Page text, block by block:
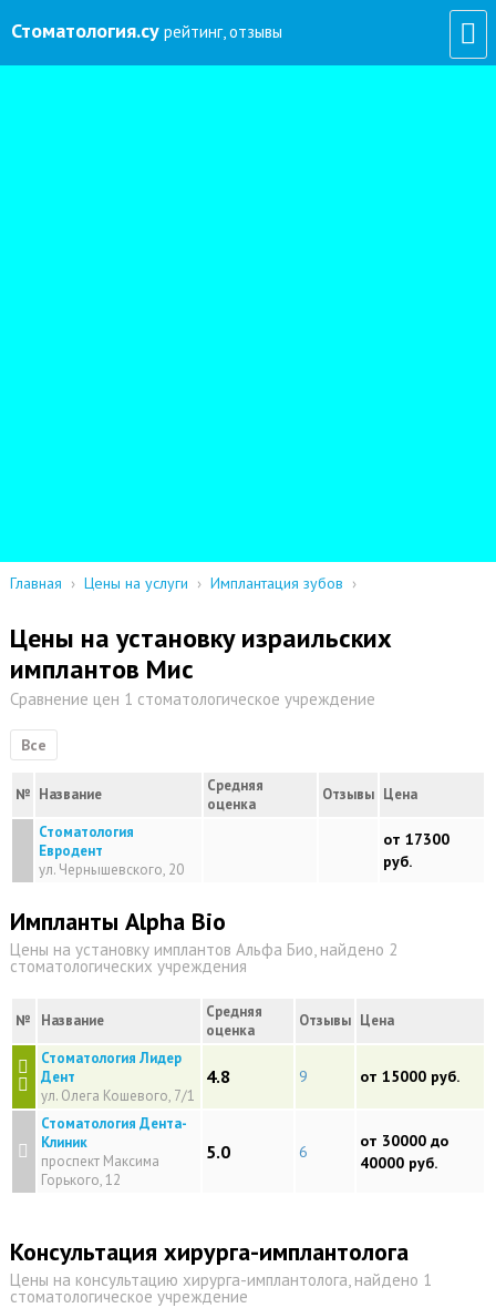
Стоматология.су рейтинг, отзывы
Главная › Цены на услуги › Имплантация зубов ›
Цены на установку израильских
имплантов Мис
Сравнение цен 1 стоматологическое учреждение
Все
№ Название
Средняя
оценка
Отзывы Цена
Стоматология
Евродент
ул. Чернышевского, 20
от 17300
руб.
Импланты Alpha Bio
Цены на установку имплантов Альфа Био, найдено 2
стоматологических учреждения
№ Название
Средняя
оценка
Отзывы Цена
Стоматология Лидер
Дент
ул. Олега Кошевого, 7/1
4.8 9 от 15000 руб.
Стоматология Дента-
Клиник
проспект Максима
Горького, 12
5.0 6
от 30000 до
40000 руб.
Консультация хирурга-имплантолога
Цены на консультацию хирурга-имплантолога, найдено 1
стоматологическое учреждение